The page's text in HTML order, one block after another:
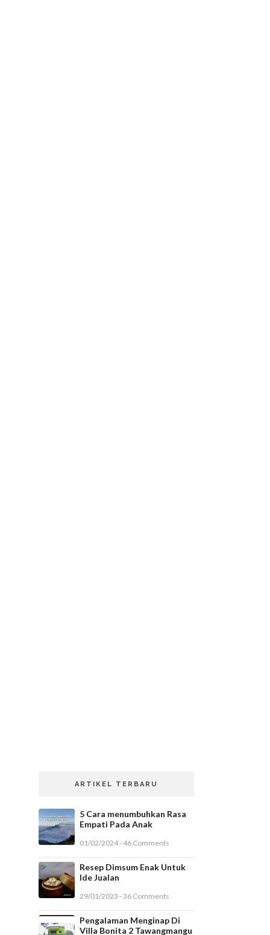
ARTIKEL TERBARU
5 Cara menumbuhkan Rasa
Empati Pada Anak
01/02/2024 - 46 Comments
Resep Dimsum Enak Untuk
Ide Jualan
29/01/2023 - 36 Comments
Pengalaman Menginap Di
Villa Bonita 2 Tawangmangu